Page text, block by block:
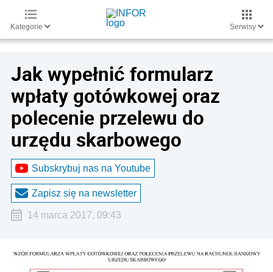
Kategorie Serwisy
Jak wypełnić formularz
wpłaty gotówkowej oraz
polecenie przelewu do
urzędu skarbowego
Subskrybuj nas na Youtube
Zapisz się na newsletter
14 marca 2017, 09:43